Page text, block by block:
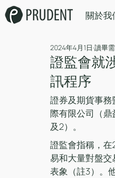
關於我
證監會就
訊程序
2024年4月1日 讀畢
證券及期貨事
際有限公司（
及2）。
證監會指稱，在
易和大量對盤
表象（註3）。